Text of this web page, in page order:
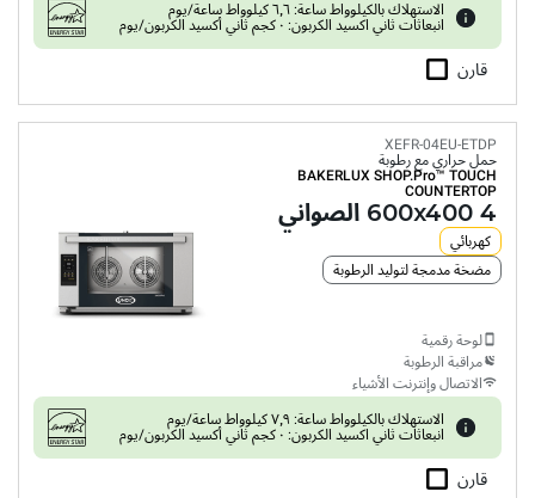
الاستهلاك بالكيلوواط ساعة: ٦٫٦ كيلوواط ساعة/يوم
انبعاثات ثاني اكسيد الكربون: ٠ كجم ثاني أكسيد الكربون/يوم
قارن
XEFR-04EU-ETDP
حمل حراري مع رطوبة
BAKERLUX SHOP.Pro™ TOUCH
COUNTERTOP
4 600x400 الصواني
كهربائي
مضخة مدمجة لتوليد الرطوبة
لوحة رقمية
مراقبة الرطوبة
الاتصال وإنترنت الأشياء
الاستهلاك بالكيلوواط ساعة: ٧٫٩ كيلوواط ساعة/يوم
انبعاثات ثاني اكسيد الكربون: ٠ كجم ثاني أكسيد الكربون/يوم
قارن